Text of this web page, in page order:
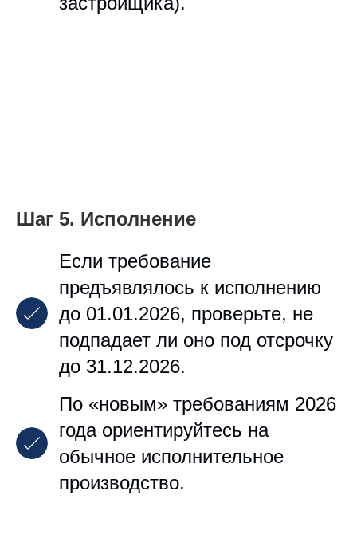
Шаг 5. Исполнение
Если требование
предъявлялось к исполнению
до 01.01.2026, проверьте, не
подпадает ли оно под отсрочку
до 31.12.2026.
По «новым» требованиям 2026
года ориентируйтесь на
обычное исполнительное
производство.